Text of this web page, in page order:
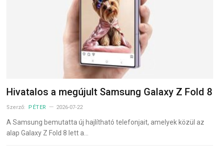
Hivatalos a megújult Samsung Galaxy Z Fold 8
Szerző: PÉTER 2026-07-22
A Samsung bemutatta új hajlítható telefonjait, amelyek közül az
alap Galaxy Z Fold 8 lett a…